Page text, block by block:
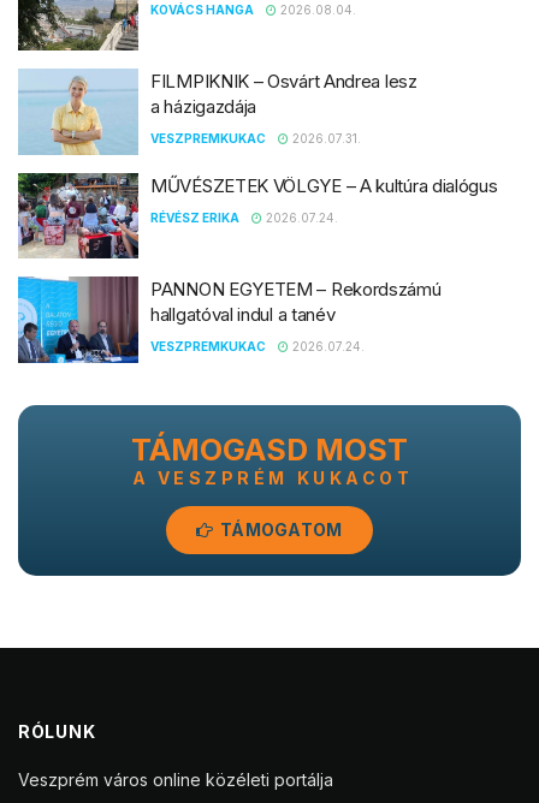
KOVÁCS HANGA 2026.08.04.
FILMPIKNIK – Osvárt Andrea lesz
a házigazdája
VESZPREMKUKAC 2026.07.31.
MŰVÉSZETEK VÖLGYE – A kultúra dialógus
RÉVÉSZ ERIKA 2026.07.24.
PANNON EGYETEM – Rekordszámú
hallgatóval indul a tanév
VESZPREMKUKAC 2026.07.24.
TÁMOGASD MOST
A VESZPRÉM KUKACOT
TÁMOGATOM
RÓLUNK
Veszprém város online közéleti portálja